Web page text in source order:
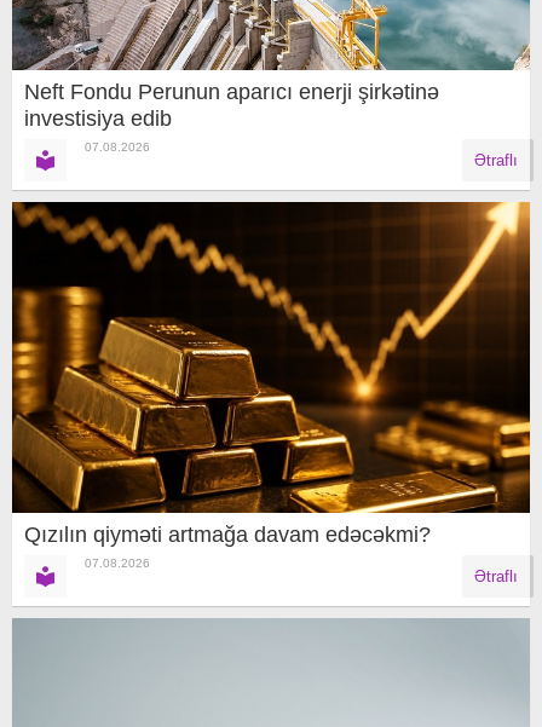
Neft Fondu Perunun aparıcı enerji şirkətinə
investisiya edib
07.08.2026
Ətraflı
Qızılın qiyməti artmağa davam edəcəkmi?
07.08.2026
Ətraflı